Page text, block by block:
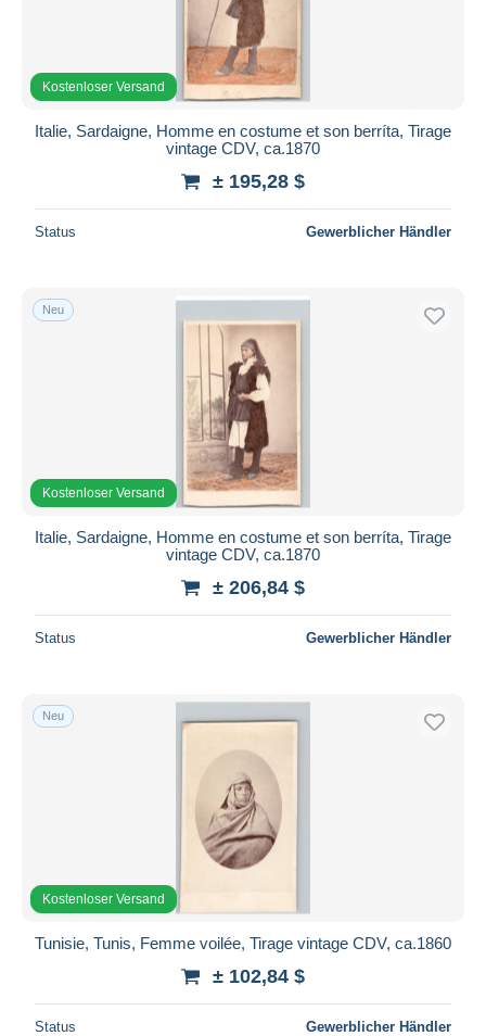
Kostenloser Versand
Italie, Sardaigne, Homme en costume et son berríta, Tirage
vintage CDV, ca.1870
± 195,28 $
Status Gewerblicher Händler
Neu
Kostenloser Versand
Italie, Sardaigne, Homme en costume et son berríta, Tirage
vintage CDV, ca.1870
± 206,84 $
Status Gewerblicher Händler
Neu
Kostenloser Versand
Tunisie, Tunis, Femme voilée, Tirage vintage CDV, ca.1860
± 102,84 $
Status Gewerblicher Händler